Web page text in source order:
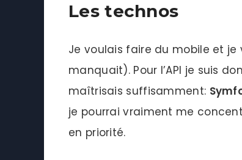
Les technos
Je voulais faire du mobile et
manquait). Pour l’API je suis
maîtrisais suffisamment:
je pourrai vraiment me
en priorité.